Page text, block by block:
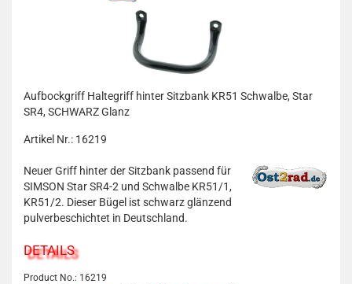
Aufbockgriff Haltegriff hinter Sitzbank KR51 Schwalbe, Star
SR4, SCHWARZ Glanz
Artikel Nr.: 16219
Neuer Griff hinter der Sitzbank passend für
SIMSON Star SR4-2 und Schwalbe KR51/1,
KR51/2. Dieser Bügel ist schwarz glänzend
pulverbeschichtet in Deutschland.
DETAILS
Product No.: 16219